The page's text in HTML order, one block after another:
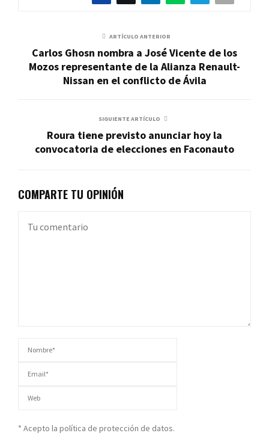
ARTÍCULO ANTERIOR
Carlos Ghosn nombra a José Vicente de los
Mozos representante de la Alianza Renault-
Nissan en el conflicto de Ávila
SIGUIENTE ARTÍCULO
Roura tiene previsto anunciar hoy la
convocatoria de elecciones en Faconauto
COMPARTE TU OPINIÓN
* Acepto la política de protección de datos.